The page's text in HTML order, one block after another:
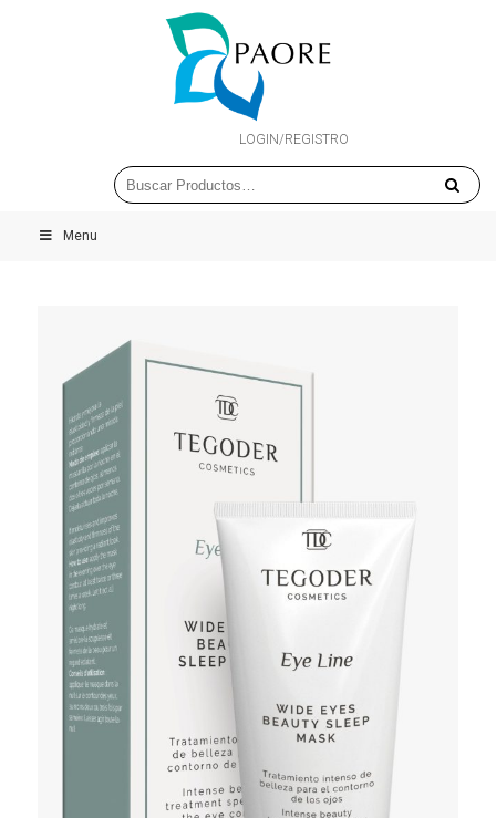
LOGIN/REGISTRO
Menu